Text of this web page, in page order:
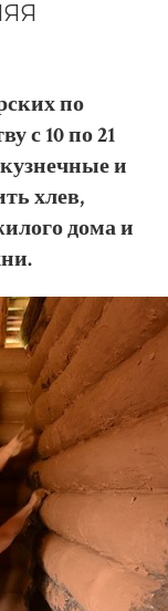
по
с 10 по 21
и
хлев,
дома и